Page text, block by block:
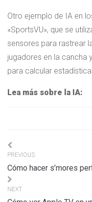
Otro ejemplo de IA en
«SportsVU», que se
sensores para rastrear
jugadores en la cancha
para calcular
Lea más sobre la IA:
Navigation
de
l’article
PREVIOUS
Cómo hacer s’mores
NEXT